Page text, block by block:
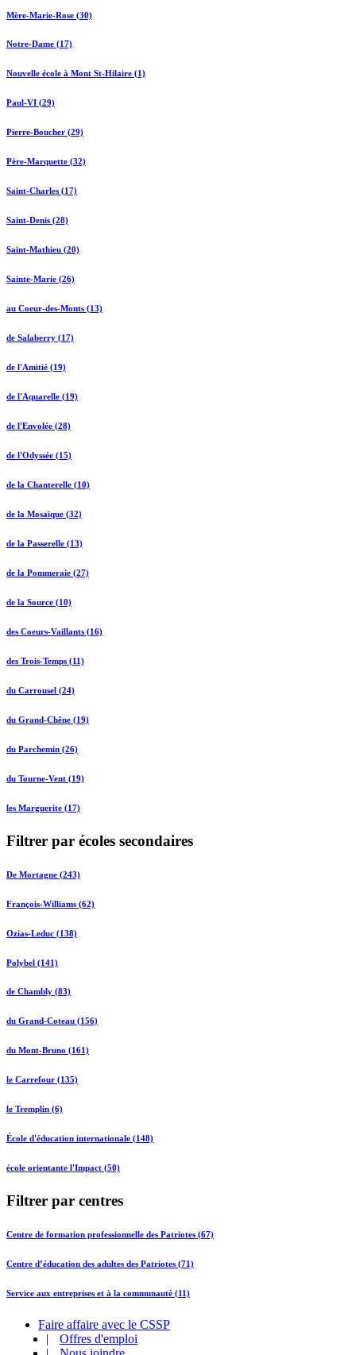
Mère-Marie-Rose (30)
Notre-Dame (17)
Nouvelle école à Mont St-Hilaire (1)
Paul-VI (29)
Pierre-Boucher (29)
Père-Marquette (32)
Saint-Charles (17)
Saint-Denis (28)
Saint-Mathieu (20)
Sainte-Marie (26)
au Coeur-des-Monts (13)
de Salaberry (17)
de l'Amitié (19)
de l'Aquarelle (19)
de l'Envolée (28)
de l'Odyssée (15)
de la Chanterelle (10)
de la Mosaïque (32)
de la Passerelle (13)
de la Pommeraie (27)
de la Source (10)
des Coeurs-Vaillants (16)
des Trois-Temps (11)
du Carrousel (24)
du Grand-Chêne (19)
du Parchemin (26)
du Tourne-Vent (19)
les Marguerite (17)
Filtrer par écoles secondaires
De Mortagne (243)
François-Williams (62)
Ozias-Leduc (138)
Polybel (141)
de Chambly (83)
du Grand-Coteau (156)
du Mont-Bruno (161)
le Carrefour (135)
le Tremplin (6)
École d'éducation internationale (148)
école orientante l'Impact (50)
Filtrer par centres
Centre de formation professionnelle des Patriotes (67)
Centre d’éducation des adultes des Patriotes (71)
Service aux entreprises et à la communauté (11)
Faire affaire avec le CSSP
|
Offres d'emploi